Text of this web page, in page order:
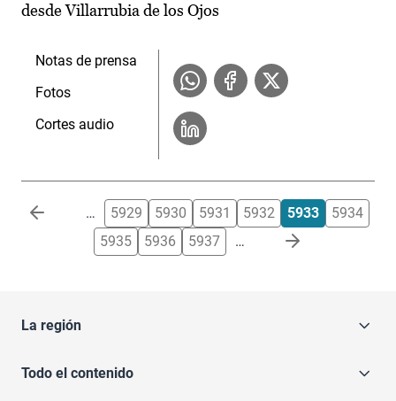
desde Villarrubia de los Ojos
Notas de prensa
Fotos
Cortes audio
Paginación … 5929 5930 5931 5932 5933
5934
5935
5936 5937 …
La región
Todo el contenido